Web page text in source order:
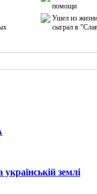
помощи
Ушел из жизни
сыграл в
землі